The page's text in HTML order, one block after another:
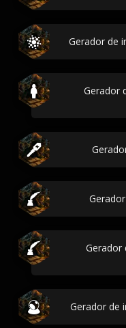
Gerador de
Gerador
Gerador
Gerador de